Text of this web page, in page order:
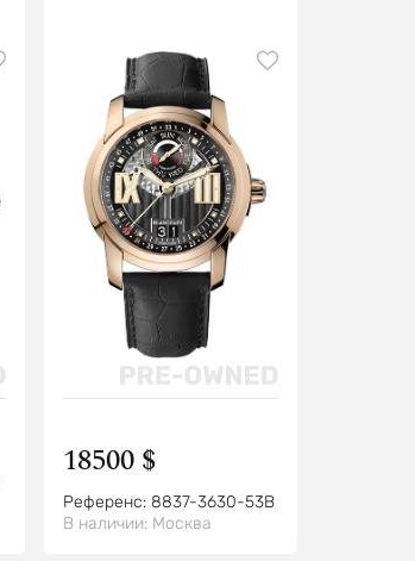
18500 $
Референс: 8837-3630-53B
В наличии: Москва